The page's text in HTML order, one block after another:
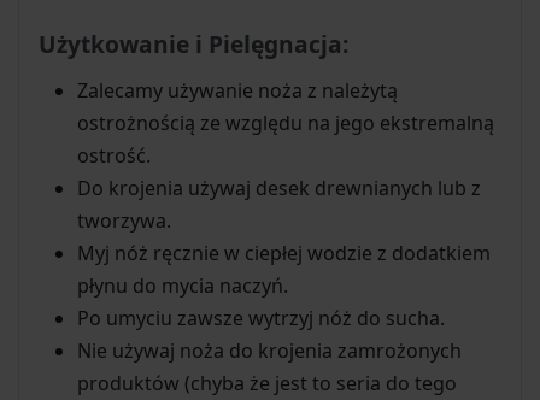
Użytkowanie i Pielęgnacja:
Zalecamy używanie noża z należytą
ostrożnością ze względu na jego ekstremalną
ostrość.
Do krojenia używaj desek drewnianych lub z
tworzywa.
Myj nóż ręcznie w ciepłej wodzie z dodatkiem
płynu do mycia naczyń.
Po umyciu zawsze wytrzyj nóż do sucha.
Nie używaj noża do krojenia zamrożonych
produktów (chyba że jest to seria do tego